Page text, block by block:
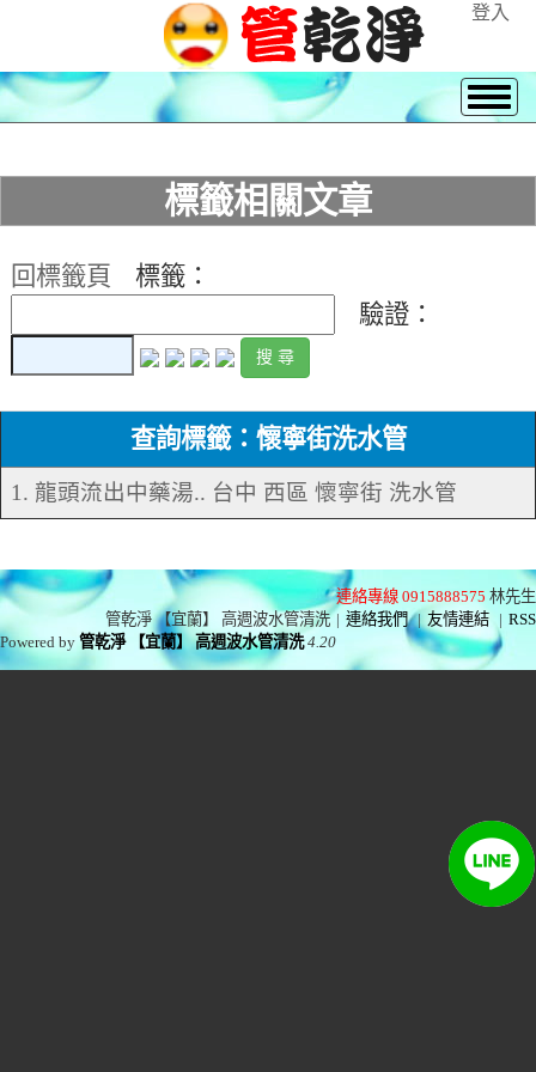
登入
標籤相關文章
回標籤頁
標籤：
驗證：
查詢標籤：懷寧街洗水管
1. 龍頭流出中藥湯.. 台中 西區 懷寧街 洗水管
連絡專線 0915888575 林先生
管乾淨 【宜蘭】 高週波水管清洗 | 連絡我們 | 友情連結 | RSS
Powered by管乾淨 【宜蘭】 高週波水管清洗 4.20